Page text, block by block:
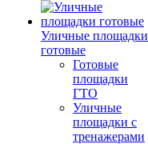
Уличные площадки
готовые
Готовые
площадки
ГТО
Уличные
площадки с
тренажерами